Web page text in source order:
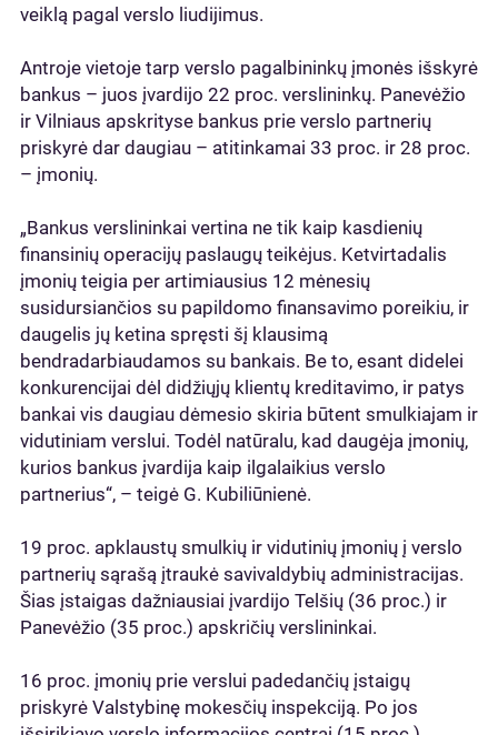
veiklą pagal verslo liudijimus.
Antroje vietoje tarp verslo pagalbininkų įmonės išskyrė
bankus – juos įvardijo 22 proc. verslininkų. Panevėžio
ir Vilniaus apskrityse bankus prie verslo partnerių
priskyrė dar daugiau – atitinkamai 33 proc. ir 28 proc.
– įmonių.
„Bankus verslininkai vertina ne tik kaip kasdienių
finansinių operacijų paslaugų teikėjus. Ketvirtadalis
įmonių teigia per artimiausius 12 mėnesių
susidursiančios su papildomo finansavimo poreikiu, ir
daugelis jų ketina spręsti šį klausimą
bendradarbiaudamos su bankais. Be to, esant didelei
konkurencijai dėl didžiųjų klientų kreditavimo, ir patys
bankai vis daugiau dėmesio skiria būtent smulkiajam ir
vidutiniam verslui. Todėl natūralu, kad daugėja įmonių,
kurios bankus įvardija kaip ilgalaikius verslo
partnerius“, – teigė G. Kubiliūnienė.
19 proc. apklaustų smulkių ir vidutinių įmonių į verslo
partnerių sąrašą įtraukė savivaldybių administracijas.
Šias įstaigas dažniausiai įvardijo Telšių (36 proc.) ir
Panevėžio (35 proc.) apskričių verslininkai.
16 proc. įmonių prie verslui padedančių įstaigų
priskyrė Valstybinę mokesčių inspekciją. Po jos